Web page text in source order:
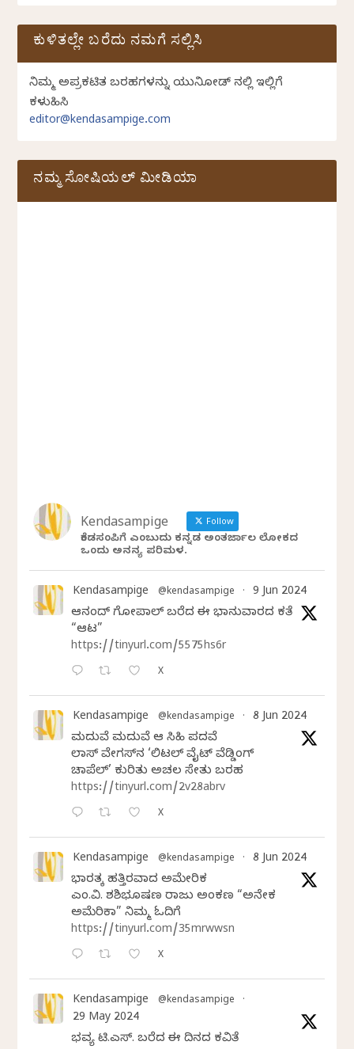
ಕುಳಿತಲ್ಲೇ ಬರೆದು ನಮಗೆ ಸಲ್ಲಿಸಿ
ನಿಮ್ಮ ಅಪ್ರಕಟಿತ ಬರಹಗಳನ್ನು ಯುನಿಕೋಡ್ ನಲ್ಲಿ ಇಲ್ಲಿಗೆ
ಕಳುಹಿಸಿ
editor@kendasampige.com
ನಮ್ಮ ಸೋಷಿಯಲ್‌ ಮೀಡಿಯಾ
Kendasampige Follow
ಕೆಂಡಸಂಪಿಗೆ ಎಂಬುದು ಕನ್ನಡ ಅಂತರ್ಜಾಲ ಲೋಕದ
ಒಂದು ಅನನ್ಯ ಪರಿಮಳ.
Kendasampige @kendasampige · 9 Jun 2024
ಆನಂದ್‌ ಗೋಪಾಲ್‌ ಬರೆದ ಈ ಭಾನುವಾರದ ಕತೆ
“ಆಟ”
https://tinyurl.com/5575hs6r
X
Kendasampige @kendasampige · 8 Jun 2024
ಮದುವೆ ಮದುವೆ ಆ ಸಿಹಿ ಪದವೆ
ಲಾಸ್‌ ವೇಗಸ್‌ನ ‘ಲಿಟಲ್ ವೈಟ್ ವೆಡ್ಡಿಂಗ್
ಚಾಪೆಲ್’ ಕುರಿತು ಅಚಲ ಸೇತು ಬರಹ
https://tinyurl.com/2v28abrv
X
Kendasampige @kendasampige · 8 Jun 2024
ಭಾರತಕ್ಕೆ ಹತ್ತಿರವಾದ ಅಮೇರಿಕ
ಎಂ.ವಿ. ಶಶಿಭೂಷಣ ರಾಜು ಅಂಕಣ “ಅನೇಕ
ಅಮೆರಿಕಾ” ನಿಮ್ಮ ಓದಿಗೆ
https://tinyurl.com/35mrwwsn
X
Kendasampige @kendasampige ·
29 May 2024
ಭವ್ಯ ಟಿ.ಎಸ್. ಬರೆದ ಈ ದಿನದ ಕವಿತೆ